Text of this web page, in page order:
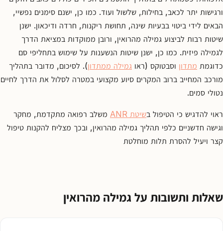
ורגישות יתר לכאב, בחילות, שלשול ועוד. כמו כן, ישנם סימנים נפשיי,
הבאים לידי ביטוי בבעיות שינה, תחושת ריקנות, חרדה ודיכאון. ישנן
שיטות רבות לביצוע גמילה מהרואין, ורובן ממוקדות במציאת הדרך
לגמילה פיזית. כמו כן, ישנן שיטות הנשענות על שימוש בתחליפי סם
כדוגמת מתדון וסבטוקס (ראו גמילה ממתדון). לסיכום, מדובר בתהליך
מורכב המחייב ברוב המקרים סיוע מקצועי במטרה לסלול את הדרך לחיים
נטולי סמים.
ראוי להדגיש כי הטיפול בשיטת ANR
משלב רפואה מתקדמת, מחקר
וגישה חדשניים כלפי תהליך גמילה מהרואין, ובכך מצליח להקנות טיפול
קצר ויעיל להסרת תלות מוחלטת
שאלות ותשובות על גמילה מהרואין